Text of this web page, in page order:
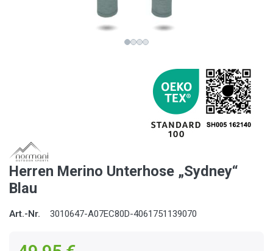
Herren Merino Unterhose „Sydney“
Blau
Art.-Nr. 3010647-A07EC80D-4061751139070